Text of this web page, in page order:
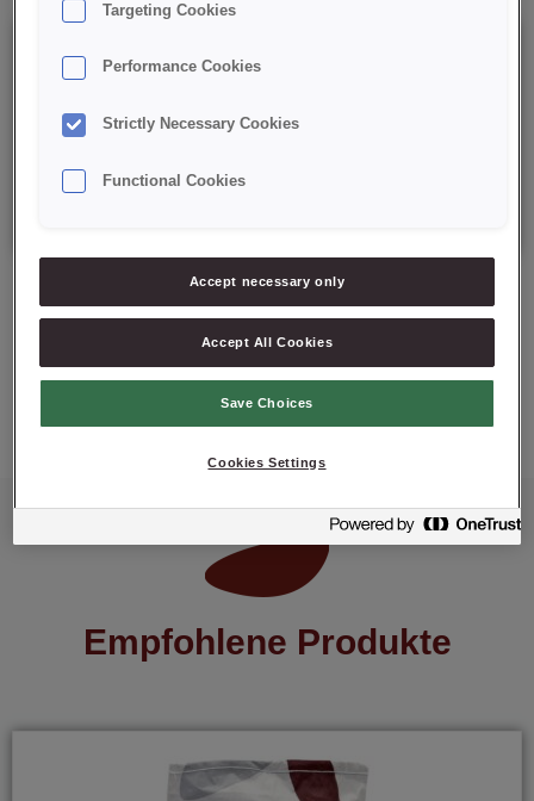
Details
Verpackung: 15 kg netto (Sack);
Empfohlene Produkte
Targeting Cookies
Performance Cookies
Strictly Necessary Cookies
Functional Cookies
Accept necessary only
Accept All Cookies
Save Choices
Cookies Settings